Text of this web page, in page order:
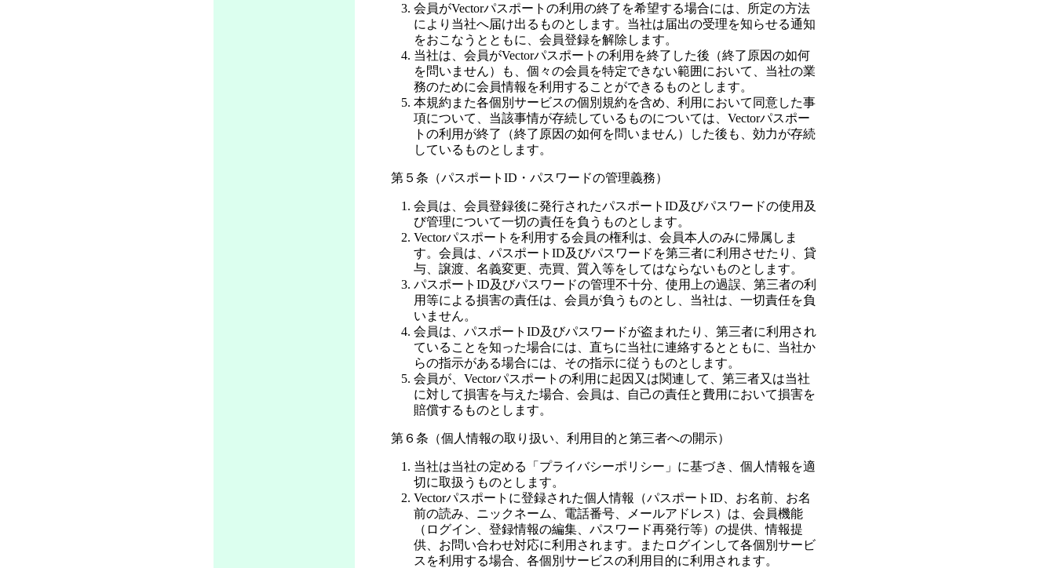
会員がVectorパスポートの利用の終了を希望する場合には、所定の方法
により当社へ届け出るものとします。当社は届出の受理を知らせる通知
をおこなうとともに、会員登録を解除します。
当社は、会員がVectorパスポートの利用を終了した後（終了原因の如何
を問いません）も、個々の会員を特定できない範囲において、当社の業
務のために会員情報を利用することができるものとします。
本規約また各個別サービスの個別規約を含め、利用において同意した事
項について、当該事情が存続しているものについては、Vectorパスポー
トの利用が終了（終了原因の如何を問いません）した後も、効力が存続
しているものとします。
第５条（パスポートID・パスワードの管理義務）
会員は、会員登録後に発行されたパスポートID及びパスワードの使用及
び管理について一切の責任を負うものとします。
Vectorパスポートを利用する会員の権利は、会員本人のみに帰属しま
す。会員は、パスポートID及びパスワードを第三者に利用させたり、貸
与、譲渡、名義変更、売買、質入等をしてはならないものとします。
パスポートID及びパスワードの管理不十分、使用上の過誤、第三者の利
用等による損害の責任は、会員が負うものとし、当社は、一切責任を負
いません。
会員は、パスポートID及びパスワードが盗まれたり、第三者に利用され
ていることを知った場合には、直ちに当社に連絡するとともに、当社か
らの指示がある場合には、その指示に従うものとします。
会員が、Vectorパスポートの利用に起因又は関連して、第三者又は当社
に対して損害を与えた場合、会員は、自己の責任と費用において損害を
賠償するものとします。
第６条（個人情報の取り扱い、利用目的と第三者への開示）
当社は当社の定める「プライバシーポリシー」に基づき、個人情報を適
切に取扱うものとします。
Vectorパスポートに登録された個人情報（パスポートID、お名前、お名
前の読み、ニックネーム、電話番号、メールアドレス）は、会員機能
（ログイン、登録情報の編集、パスワード再発行等）の提供、情報提
供、お問い合わせ対応に利用されます。またログインして各個別サービ
スを利用する場合、各個別サービスの利用目的に利用されます。